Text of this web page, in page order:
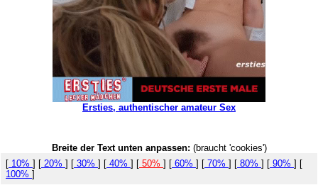
Ersties, authentischer amateur Sex
Breite der Text unten anpassen: (braucht 'cookies')
[ 10% ] [ 20% ] [ 30% ] [ 40% ] [ 50% ] [ 60% ] [ 70% ] [ 80% ] [ 90% ] [
100% ]